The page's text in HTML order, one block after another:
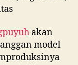
akan
model